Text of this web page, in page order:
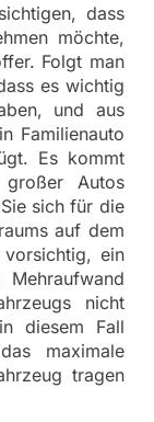
dass
möchte,
Folgt man
es wichtig
und aus
Familienauto
Es kommt
Autos
sich für die
auf dem
vorsichtig, ein
nicht
diesem Fall
maximale
tragen